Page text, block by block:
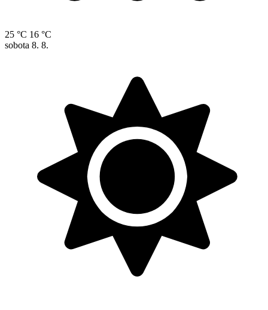
25 °C 16 °C
sobota 8. 8.